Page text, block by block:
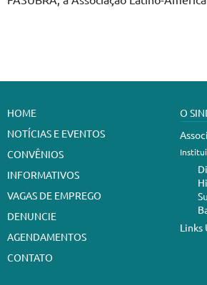
HOME
NOTÍCIAS E EVENTOS
CONVÊNIOS
INFORMATIVOS
VAGAS DE EMPREGO
DENUNCIE
AGENDAMENTOS
CONTATO
O
Links